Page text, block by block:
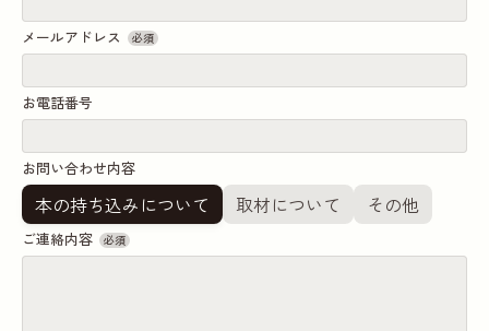
メールアドレス 必須
お電話番号
お問い合わせ内容
本の持ち込みについて 取材について その他
ご連絡内容 必須